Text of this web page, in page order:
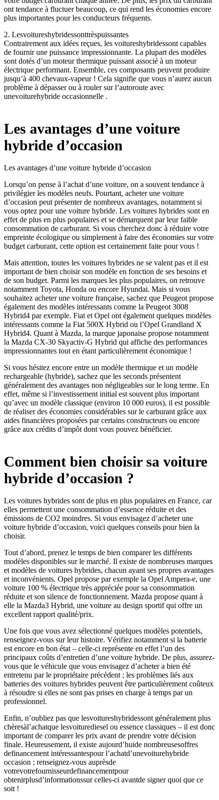
ont tendance à fluctuer beaucoup, ce qui rend les économies encore
plus importantes pour les conducteurs fréquents.
2. Lesvoitureshybridessonttrèspuissantes
Contrairement aux idées reçues, les voitureshybridessont capables
de fournir une puissance impressionnante. La plupart des modèles
sont dotés d’un moteur thermique puissant associé à un moteur
électrique performant. Ensemble, ces composants peuvent produire
jusqu’à 400 chevaux-vapeur ! Cela signifie que vous n’aurez aucun
problème à dépasser ou à rouler sur l’autoroute avec
unevoiturehybride occasionnelle .
Les avantages d’une voiture
hybride d’occasion
Les avantages d’une voiture hybride d’occasion
Lorsqu’on pense à l’achat d’une voiture, on a souvent tendance à
privilégier les modèles neufs. Pourtant, acheter une voiture
d’occasion peut présenter de nombreux avantages, notamment si
vous optez pour une voiture hybride. Les voitures hybrides sont en
effet de plus en plus populaires et se démarquent par leur faible
consommation de carburant. Si vous cherchez donc à réduire votre
empreinte écologique ou simplement à faire des économies sur votre
budget carburant, cette option est certainement faite pour vous !
Mais attention, toutes les voitures hybrides ne se valent pas et il est
important de bien choisir son modèle en fonction de ses besoins et
de son budget. Parmi les marques les plus populaires, on retrouve
notamment Toyota, Honda ou encore Hyundai. Mais si vous
souhaitez acheter une voiture française, sachez que Peugeot propose
également des modèles intéressants comme la Peugeot 3008
Hybrid4 par exemple. Fiat et Opel ont également quelques modèles
intéressants comme la Fiat 500X Hybrid ou l’Opel Grandland X
Hybrid4. Quant à Mazda, la marque japonaise propose notamment
la Mazda CX-30 Skyactiv-G Hybrid qui affiche des performances
impressionnantes tout en étant particulièrement économique !
Si vous hésitez encore entre un modèle thermique et un modèle
rechargeable (hybride), sachez que les seconds présentent
généralement des avantages non négligeables sur le long terme. En
effet, même si l’investissement initial est souvent plus important
qu’avec un modèle classique (environ 10 000 euros), il est possible
de réaliser des économies considérables sur le carburant grâce aux
aides financières proposées par certains constructeurs ou encore
grâce aux crédits d’impôt dont vous pouvez bénéficier.
Comment bien choisir sa voiture
hybride d’occasion ?
Les voitures hybrides sont de plus en plus populaires en France, car
elles permettent une consommation d’essence réduite et des
émissions de CO2 moindres. Si vous envisagez d’acheter une
voiture hybride d’occasion, voici quelques conseils pour bien la
choisir.
Tout d’abord, prenez le temps de bien comparer les différents
modèles disponibles sur le marché. Il existe de nombreuses marques
et modèles de voitures hybrides, chacun ayant ses propres avantages
et inconvénients. Opel propose par exemple la Opel Ampera-e, une
voiture 100 % électrique très appréciée pour sa consommation
réduite et son silence de fonctionnement. Mazda propose quant à
elle la Mazda3 Hybrid, une voiture au design sportif qui offre un
excellent rapport qualité/prix.
Une fois que vous avez sélectionné quelques modèles potentiels,
renseignez-vous sur leur histoire. Vérifiez notamment si la batterie
est encore en bon état – celle-ci représente en effet l’un des
principaux coûts d’entretien d’une voiture hybride. De plus, assurez-
vous que le véhicule que vous envisagez d’acheter a bien été
entretenu par le propriétaire précédent ; les problèmes liés aux
batteries des voitures hybrides peuvent être particulièrement coûteux
à résoudre si elles ne sont pas prises en charge à temps par un
professionnel.
Enfin, n’oubliez pas que lesvoitureshybridessont généralement plus
chèresàl’achatque lesvoiturediesel ou essence classiques – il est donc
important de comparer les prix avant de prendre votre décision
finale. Heureusement, il existe aujourd’huide nombreusesoffres
definancement intéressantespour l’achatd’unevoiturehybride
occasion ; renseignez-vous auprèsde
votrevotrefournisseurdefinancementpour
obtenirplusd’informationssur celles-ci avantde signer quoi que ce
soit !